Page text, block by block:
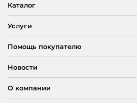
Каталог
Услуги
Помощь покупателю
Новости
О компании